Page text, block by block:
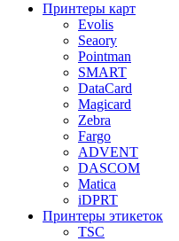
Принтеры карт
Evolis
Seaory
Pointman
SMART
DataCard
Magicard
Zebra
Fargo
ADVENT
DASCOM
Matica
iDPRT
Принтеры этикеток
TSC